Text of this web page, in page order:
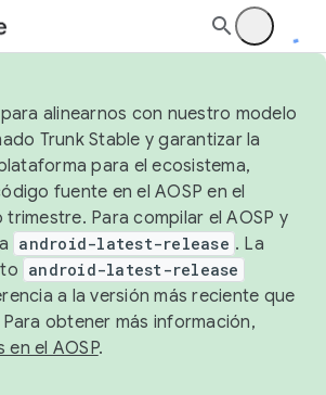
alinearnos con nuestro modelo
Trunk Stable y garantizar la
para el ecosistema,
fuente en el AOSP en el
Para compilar el AOSP y
android-latest-release . La
android-latest-release
a la versión más reciente que
Para obtener más información,
en el AOSP.